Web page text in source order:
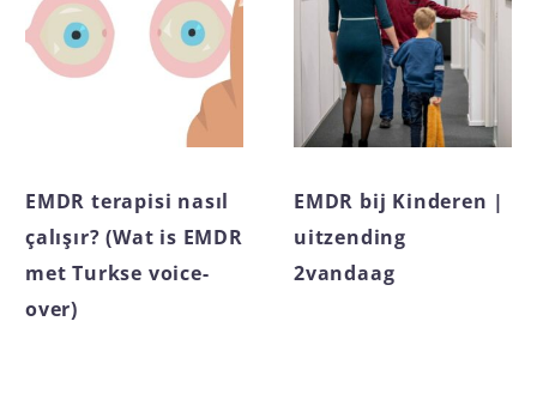
EMDR terapisi nasıl
çalışır? (Wat is EMDR
met Turkse voice-
over)
EMDR bij Kinderen |
uitzending
2vandaag